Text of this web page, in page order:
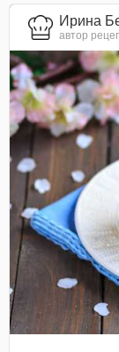
Ирина
автор